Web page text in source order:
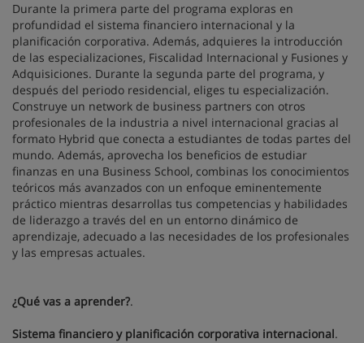
Durante la primera parte del programa exploras en
profundidad el sistema financiero internacional y la
planificación corporativa. Además, adquieres la introducción
de las especializaciones, Fiscalidad Internacional y Fusiones y
Adquisiciones. Durante la segunda parte del programa, y
después del periodo residencial, eliges tu especialización.
Construye un network de business partners con otros
profesionales de la industria a nivel internacional gracias al
formato Hybrid que conecta a estudiantes de todas partes del
mundo. Además, aprovecha los beneficios de estudiar
finanzas en una Business School, combinas los conocimientos
teóricos más avanzados con un enfoque eminentemente
práctico mientras desarrollas tus competencias y habilidades
de liderazgo a través del en un entorno dinámico de
aprendizaje, adecuado a las necesidades de los profesionales
y las empresas actuales.
¿Qué vas a aprender?.
Sistema financiero y planificación corporativa internacional.